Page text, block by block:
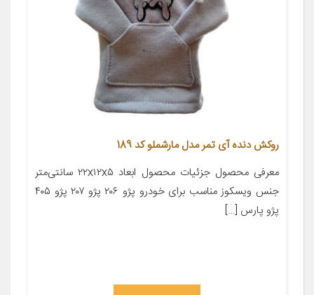
روکش دنده آی تمر مدل مارشملو کد 189
معرفی محصول جزئیات محصول ابعاد ۲۲x۱۲x۵ سانتی‌متر
جنس ویسکوز مناسب برای خودرو پژو ۲۰۶ پژو ۲۰۷ پژو ۴۰۵
پژو پارس […]